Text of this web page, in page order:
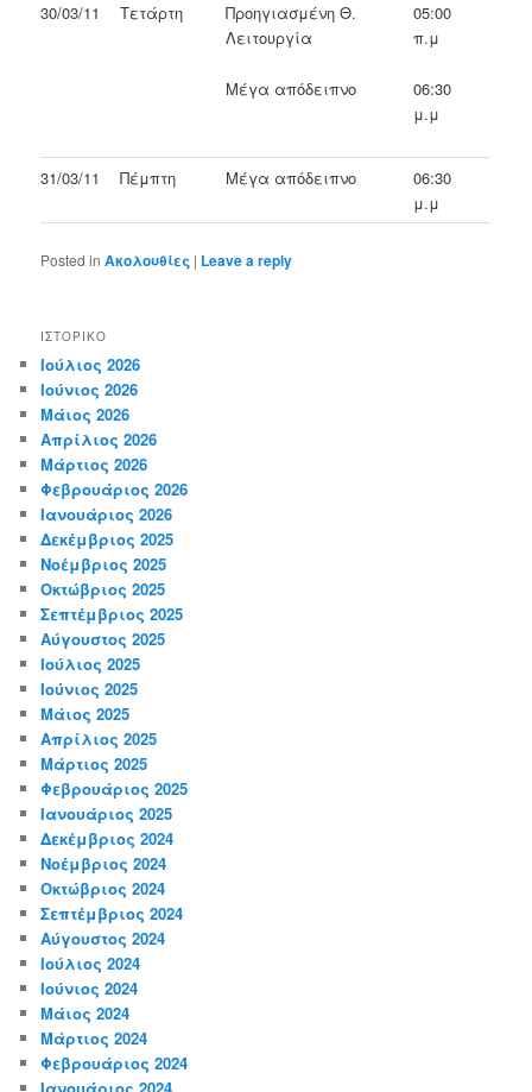
30/03/11
Τετάρτη
Προηγιασμένη Θ.
Λειτουργία
Μέγα απόδειπνο
05:00
π.μ
06:30
μ.μ
31/03/11 Πέμπτη Μέγα απόδειπνο
06:30
μ.μ
Posted in Ακολουθίες | Leave a reply
ΙΣΤΟΡΙΚΌ
Ιούλιος 2026
Ιούνιος 2026
Μάιος 2026
Απρίλιος 2026
Μάρτιος 2026
Φεβρουάριος 2026
Ιανουάριος 2026
Δεκέμβριος 2025
Νοέμβριος 2025
Οκτώβριος 2025
Σεπτέμβριος 2025
Αύγουστος 2025
Ιούλιος 2025
Ιούνιος 2025
Μάιος 2025
Απρίλιος 2025
Μάρτιος 2025
Φεβρουάριος 2025
Ιανουάριος 2025
Δεκέμβριος 2024
Νοέμβριος 2024
Οκτώβριος 2024
Σεπτέμβριος 2024
Αύγουστος 2024
Ιούλιος 2024
Ιούνιος 2024
Μάιος 2024
Μάρτιος 2024
Φεβρουάριος 2024